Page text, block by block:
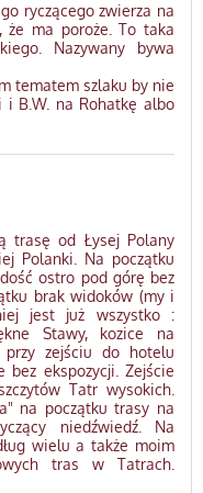
ryczącego zwierza na
że ma poroże. To taka
Nazywany bywa
tematem szlaku by nie
i B.W. na Rohatkę albo
trasę od Łysej Polany
Polanki. Na początku
ostro pod górę bez
brak widoków (my i
jest już wszystko :
Stawy, kozice na
przy zejściu do hotelu
bez ekspozycji. Zejście
Tatr wysokich.
na początku trasy na
niedźwiedź. Na
wielu a także moim
tras w Tatrach.